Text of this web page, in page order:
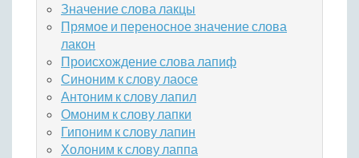
Значение слова лакцы
Прямое и переносное значение слова
лакон
Происхождение слова лапиф
Синоним к слову лаосе
Антоним к слову лапил
Омоним к слову лапки
Гипоним к слову лапин
Холоним к слову лаппа